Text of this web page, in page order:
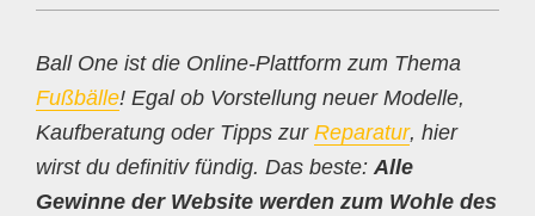
Ball One ist die Online-Plattform zum Thema
Fußbälle! Egal ob Vorstellung neuer Modelle,
Kaufberatung oder Tipps zur Reparatur, hier
wirst du definitiv fündig. Das beste: Alle
Gewinne der Website werden zum Wohle des